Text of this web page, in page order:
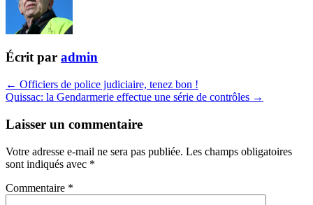
Écrit par admin
← Officiers de police judiciaire, tenez bon !
Quissac: la Gendarmerie effectue une série de contrôles →
Laisser un commentaire
Votre adresse e-mail ne sera pas publiée. Les champs obligatoires
sont indiqués avec *
Commentaire *